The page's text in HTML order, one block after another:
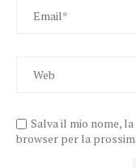
Salva il mio nome,
browser per la